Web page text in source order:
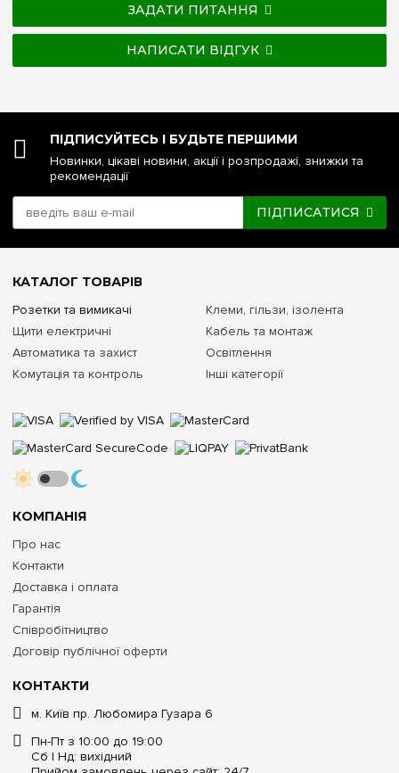
ЗАДАТИ ПИТАННЯ
НАПИСАТИ ВІДГУК
ПІДПИСУЙТЕСЬ І БУДЬТЕ ПЕРШИМИ
Новинки, цікаві новини, акції і розпродажі, знижки та
рекомендації
ПІДПИСАТИСЯ
КОНТАКТИ
м. Київ пр. Любомира Гузара 6
Пн-Пт з 10:00 до 19:00
Сб | Нд: вихідний
КОМПАНІЯ
Про нас
Контакти
Доставка і оплата
Гарантія
Співробітництво
Договір публічної оферти
КАТАЛОГ ТОВАРІВ
Розетки та вимикачі
Щити електричні
Автоматика та захист
Комутація та контроль
Клеми, гільзи, ізолента
Кабель та монтаж
Освітлення
Інші категорії